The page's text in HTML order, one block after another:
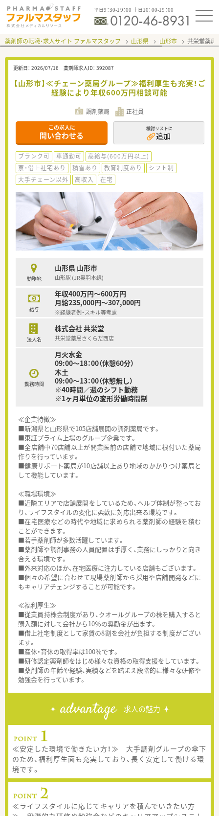
平日9：30-19：00 土日10：00-19：00
薬剤師の転職・求人サイト ファルマスタッフ 山形県 山形市 共栄堂薬局
更新日： 2026/07/16 薬剤師求人ID： 392087
【山形市】≪チェーン薬局グループ≫福利厚生も充実！ご
経験により年収600万円相談可能
調剤薬局 正社員
この求人に
問い合わせる
検討リストに
追加
ブランク可 車通勤可
高給与(600万円以上)
寮・借上社宅あり
積雪あり 教育制度あり
シフト制
大手チェーン以外
高収入 在宅
勤務地
山形県 山形市
山形駅 (JR奥羽本線)
給与
年収400万円～600万円
月給235,000円～307,000円
※経験者例・スキル等考慮
法人名
株式会社 共栄堂
共栄堂薬局さくらだ西店
勤務時間
月火水金
09:00～18：00（休憩60分）
木土
09:00～13：00（休憩無し）
※40時間／週のシフト勤務
※1ヶ月単位の変形労働時間制
≪企業特徴≫
■新潟県と山形県で105店舗展開の調剤薬局です。
■東証プライム上場のグループ企業です。
■全店舗中70店舗以上が開業医前の店舗で地域に根付いた薬局
作りを行っています。
■健康サポート薬局が10店舗以上あり地域のかかりつけ薬局と
して機能しています。
≪職場環境≫
■近隣エリアで店舗展開をしているため、ヘルプ体制が整ってお
り、ライフスタイルの変化に柔軟に対応出来る環境です。
■在宅医療などの時代や地域に求められる薬剤師の経験を積む
ことができます。
■若手薬剤師が多数活躍しています。
■薬剤師や調剤事務の人員配置は手厚く、業務にしっかりと向き
合える環境です。
■外来対応のほか、在宅医療に注力している店舗もございます。
■個々の希望に合わせて現場薬剤師から採用や店舗開発などに
もキャリアチェンジすることが可能です。
≪福利厚生≫
■従業員持株会制度があり、クオールグループの株を購入すると
購入額に対して会社から10％の奨励金が出ます。
■借上社宅制度として家賃の8割を会社が負担する制度がござい
ます。
■産休・育休の取得率は100％です。
■研修認定薬剤師をはじめ様々な資格の取得支援をしています。
■薬剤師の年齢や経験、実績などを踏まえ段階的に様々な研修や
勉強会を行っています。
advantage 求人の魅力
≪安定した環境で働きたい方！≫ 大手調剤グループの傘下
のため、福利厚生面も充実しており、長く安定して働ける環
境です。
≪ライフスタイルに応じてキャリアを積んでいきたい方